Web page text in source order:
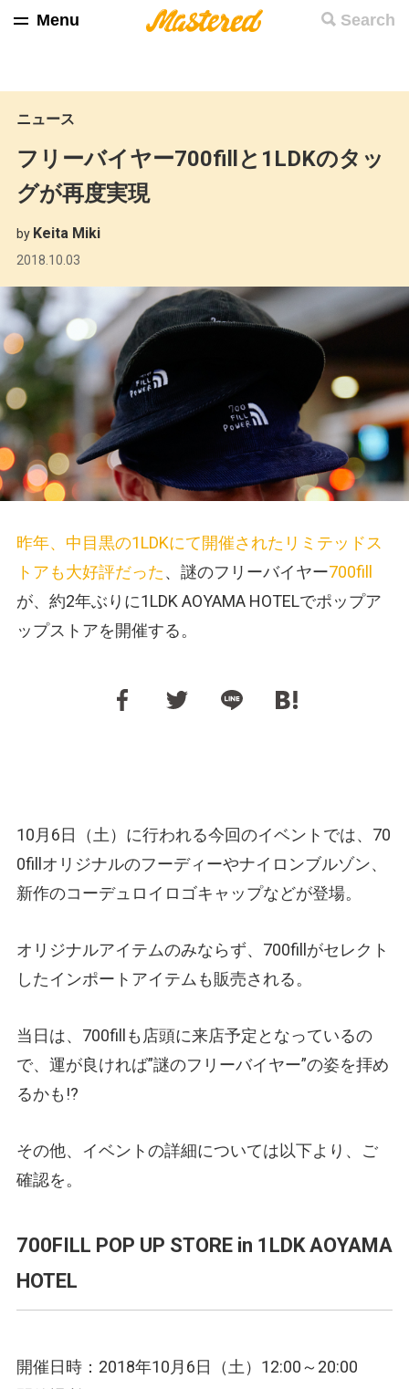
Search
Menu
ニュース
フリーバイヤー700fillと1LDKのタッ
グが再度実現
by Keita Miki
2018.10.03
昨年、中目黒の1LDKにて開催されたリミテッドス
トアも大好評だった、謎のフリーバイヤー700fill
が、約2年ぶりに1LDK AOYAMA HOTELでポップア
ップストアを開催する。
10月6日（土）に行われる今回のイベントでは、70
0fillオリジナルのフーディーやナイロンブルゾン、
新作のコーデュロイロゴキャップなどが登場。
オリジナルアイテムのみならず、700fillがセレクト
したインポートアイテムも販売される。
当日は、700fillも店頭に来店予定となっているの
で、運が良ければ”謎のフリーバイヤー”の姿を拝め
るかも!?
その他、イベントの詳細については以下より、ご
確認を。
700FILL POP UP STORE in 1LDK AOYAMA
HOTEL
開催日時：2018年10月6日（土）12:00～20:00